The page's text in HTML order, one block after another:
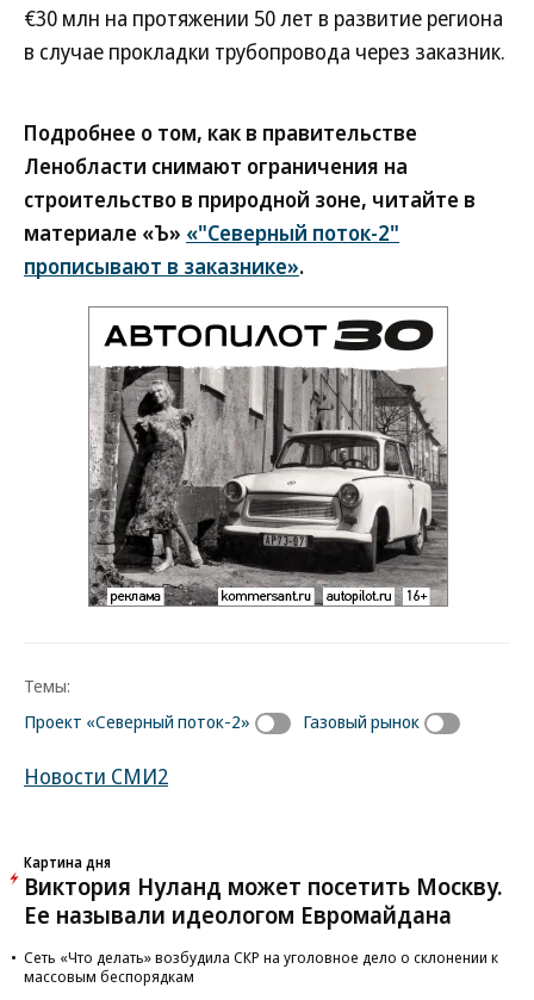
€30 млн на протяжении 50 лет в развитие региона
в случае прокладки трубопровода через заказник.
Подробнее о том, как в правительстве
Ленобласти снимают ограничения на
строительство в природной зоне, читайте в
материале «Ъ» «"Северный поток-2"
прописывают в заказнике».
Темы:
Проект «Северный поток-2»
Газовый рынок
Новости СМИ2
Картина дня
Виктория Нуланд может посетить Москву.
Ее называли идеологом Евромайдана
Сеть «Что делать» возбудила СКР на уголовное дело о склонении к
массовым беспорядкам